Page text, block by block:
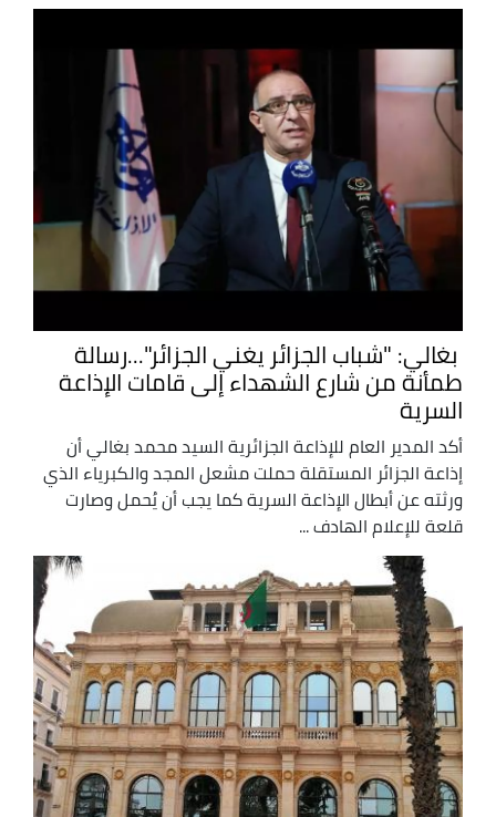
بغالي: "شباب الجزائر يغني الجزائر"...رسالة
طمأنة من شارع الشهداء إلى قامات الإذاعة
السرية
أكد المدير العام للإذاعة الجزائرية السيد محمد بغالي أن
إذاعة الجزائر المستقلة حملت مشعل المجد والكبرياء الذي
ورثته عن أبطال الإذاعة السرية كما يجب أن يُحمل وصارت
قلعة للإعلام الهادف ...